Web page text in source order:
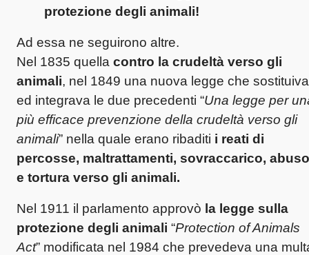
protezione degli animali!
Ad essa ne seguirono altre.
Nel 1835 quella contro la crudeltà verso gli
animali, nel 1849 una nuova legge che sostituiva
ed integrava le due precedenti “Una legge per
più efficace prevenzione della crudeltà verso gli
animali” nella quale erano ribaditi i reati di
percosse, maltrattamenti, sovraccarico, abuso
e tortura verso gli animali.
Nel 1911 il parlamento approvò la legge sulla
protezione degli animali “Protection of Animals
Act” modificata nel 1984 che prevedeva una